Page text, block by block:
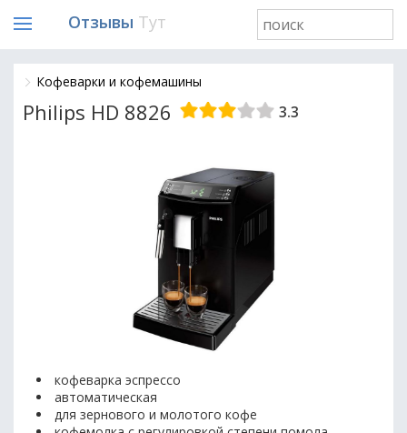
Отзывы Тут
Кофеварки и кофемашины
Philips HD 8826 3.3
кофеварка эспрессо
автоматическая
для зернового и молотого кофе